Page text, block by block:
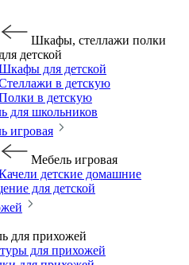
Шкафы, стеллажи полки
для детской
для детской
в детскую
в детскую
для школьников
игровая
Мебель игровая
детские домашние
для детской
для прихожей
для прихожей